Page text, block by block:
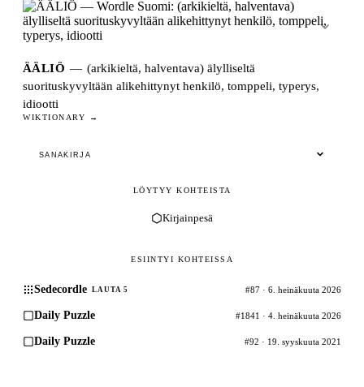
ÄÄLIÖ — (arkikieltä, halventava) älylliseltä
suorituskyvyltään alikehittynyt henkilö, tomppeli, typerys,
idiootti
WIKTIONARY →
SANAKIRJA
LÖYTYY KOHTEISTA
Kirjainpesä
ESIINTYI KOHTEISSA
Sedecordle LAUTA 5 #87 · 6. heinäkuuta 2026
Daily Puzzle #1841 · 4. heinäkuuta 2026
Daily Puzzle #92 · 19. syyskuuta 2021